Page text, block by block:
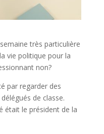
très particulière
vie politique pour la
non?
par regarder des
de classe.
était le président de la